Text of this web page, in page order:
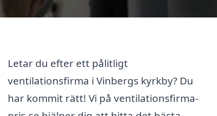
Letar du efter ett pålitligt
ventilationsfirma i Vinbergs kyrkby? Du
har kommit rätt! Vi på ventilationsfirma-